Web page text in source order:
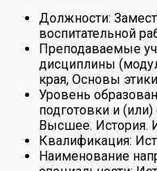
Должности:
воспитательной
Преподаваемые
дисциплины
края, Основы
Уровень
подготовки и
Высшее. История.
Квалификация:
Наименование